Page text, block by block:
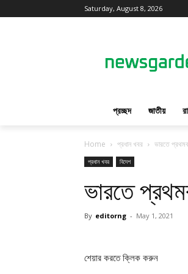
Saturday, August 8, 2026
প্রচ্ছদ জাতীয়
Home প্রধান খবর ভারতে
প্রধান খবর বিদেশ
ভারতে
By editorng - May 1, 2021
শেয়ার করতে ক্লিক করুন